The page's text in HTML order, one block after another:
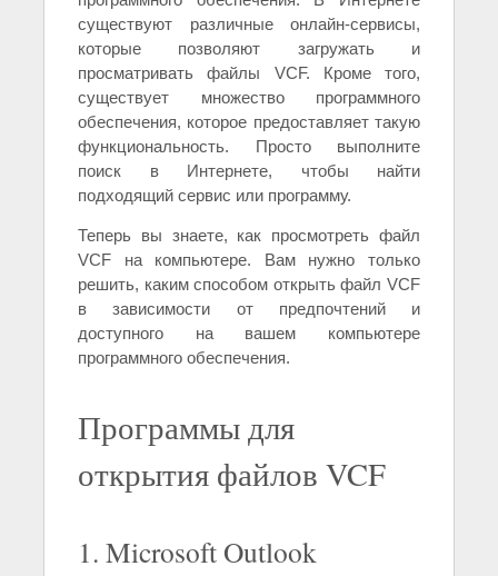
существуют различные онлайн-сервисы,
которые позволяют загружать и
просматривать файлы VCF. Кроме того,
существует множество программного
обеспечения, которое предоставляет такую
функциональность. Просто выполните
поиск в Интернете, чтобы найти
подходящий сервис или программу.
Теперь вы знаете, как просмотреть файл
VCF на компьютере. Вам нужно только
решить, каким способом открыть файл VCF
в зависимости от предпочтений и
доступного на вашем компьютере
программного обеспечения.
Программы для
открытия файлов VCF
1. Microsoft Outlook